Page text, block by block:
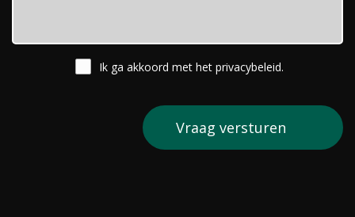
Ik ga akkoord met het privacybeleid.